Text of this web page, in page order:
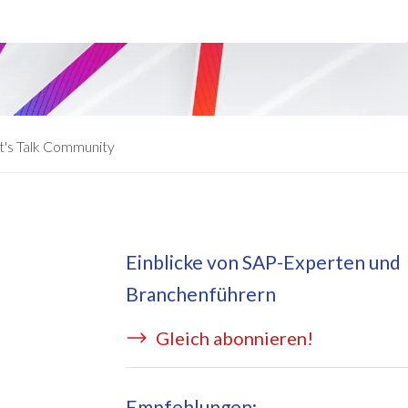
Form
Learning Request
auf Azure
BRIDGE Managed Services
Talk Community
Einblicke von SAP-Experten und
Branchenführern
Gleich abonnieren!